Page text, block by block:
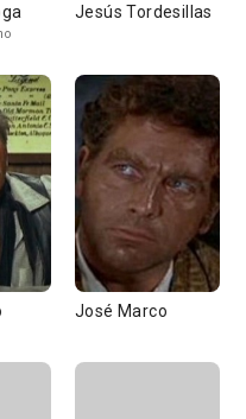
Jesús Tordesillas
José Marco